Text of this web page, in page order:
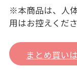
※本商品は、人
用はお控えくださ
まとめ買い